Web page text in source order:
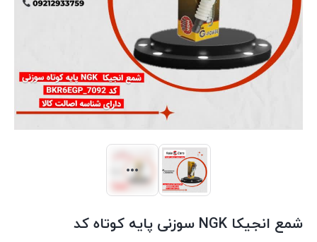
شمع انجیکا NGK سوزنی پایه کوتاه کد